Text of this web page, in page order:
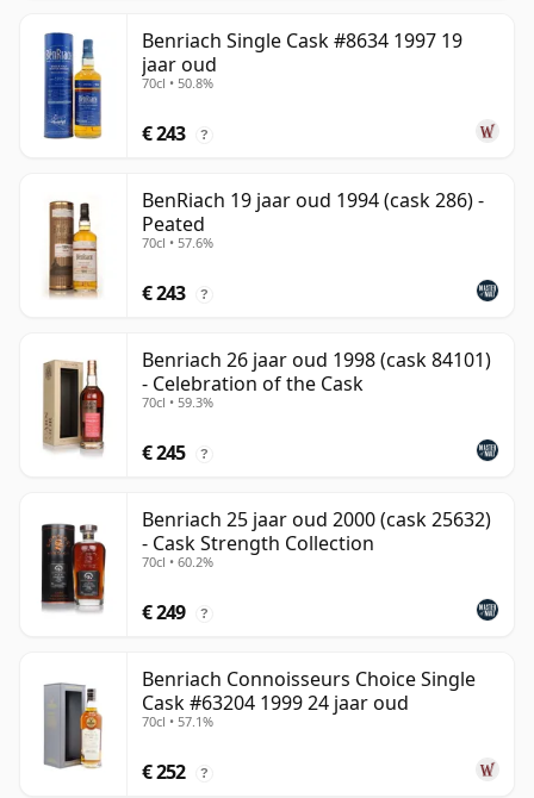
Benriach Single Cask #8634 1997 19
jaar oud
70cl • 50.8%
€ 243 ?
BenRiach 19 jaar oud 1994 (cask 286) -
Peated
70cl • 57.6%
€ 243 ?
Benriach 26 jaar oud 1998 (cask 84101)
- Celebration of the Cask
70cl • 59.3%
€ 245 ?
Benriach 25 jaar oud 2000 (cask 25632)
- Cask Strength Collection
70cl • 60.2%
€ 249 ?
Benriach Connoisseurs Choice Single
Cask #63204 1999 24 jaar oud
70cl • 57.1%
€ 252 ?